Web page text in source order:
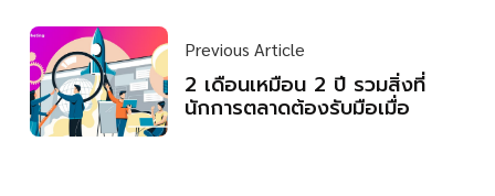
Previous Article
2 เดือนเหมือน 2 ปี รวมสิ่งที่
นักการตลาดต้องรับมือเมื่อ